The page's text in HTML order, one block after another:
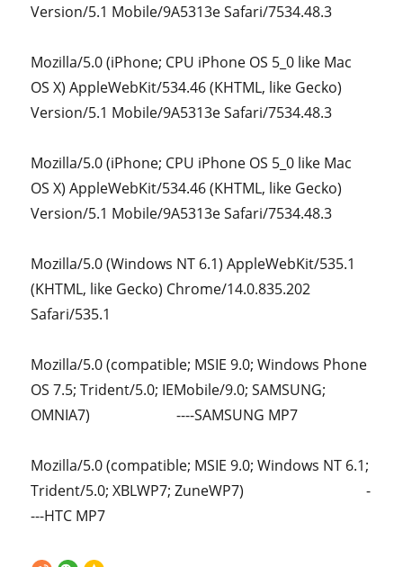
Version/5.1 Mobile/9A5313e Safari/7534.48.3
Mozilla/5.0 (iPhone; CPU iPhone OS 5_0 like Mac
OS X) AppleWebKit/534.46 (KHTML, like Gecko)
Version/5.1 Mobile/9A5313e Safari/7534.48.3
Mozilla/5.0 (iPhone; CPU iPhone OS 5_0 like Mac
OS X) AppleWebKit/534.46 (KHTML, like Gecko)
Version/5.1 Mobile/9A5313e Safari/7534.48.3
Mozilla/5.0 (Windows NT 6.1) AppleWebKit/535.1
(KHTML, like Gecko) Chrome/14.0.835.202
Safari/535.1
Mozilla/5.0 (compatible; MSIE 9.0; Windows Phone
OS 7.5; Trident/5.0; IEMobile/9.0; SAMSUNG;
OMNIA7) ----SAMSUNG MP7
Mozilla/5.0 (compatible; MSIE 9.0; Windows NT 6.1;
Trident/5.0; XBLWP7; ZuneWP7) -
---HTC MP7